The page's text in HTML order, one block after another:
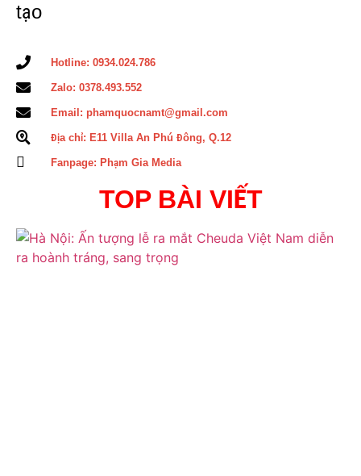
tạo
Hotline: 0934.024.786
Zalo: 0378.493.552
Email: phamquocnamt@gmail.com
Địa chỉ: E11 Villa An Phú Đông, Q.12
Fanpage: Phạm Gia Media
TOP BÀI VIẾT